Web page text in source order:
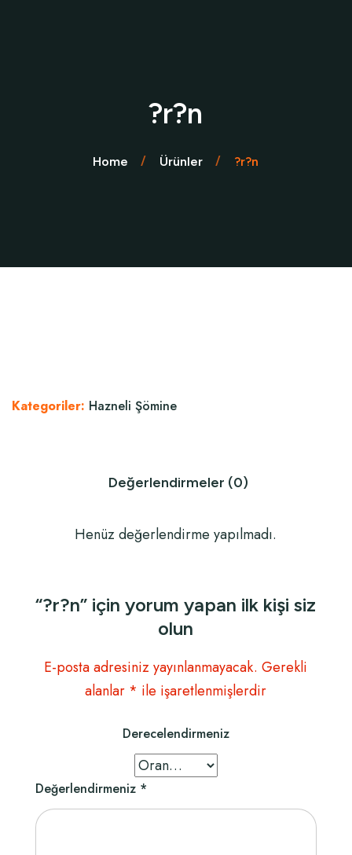
?r?n
Home Ürünler ?r?n
Kategoriler: Hazneli Şömine
Değerlendirmeler (0)
Henüz değerlendirme yapılmadı.
“?r?n” için yorum yapan ilk kişi siz
olun
E-posta adresiniz yayınlanmayacak. Gerekli
alanlar * ile işaretlenmişlerdir
Derecelendirmeniz
Değerlendirmeniz *